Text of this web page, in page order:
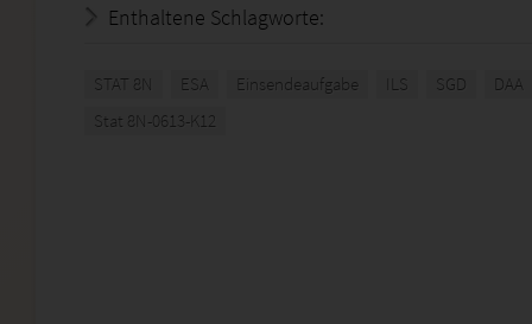
Enthaltene Schlagworte:
STAT 8N ESA Einsendeaufgabe ILS SGD
DAA
Stat 8N-0613-K12